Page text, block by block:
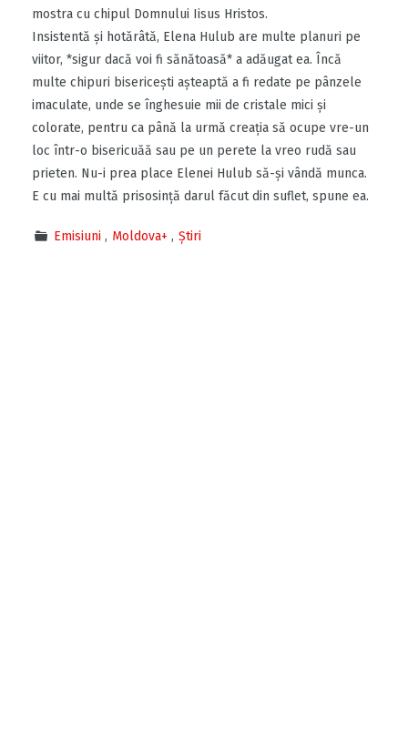
mostra cu chipul Domnului Iisus Hristos.
Insistentă şi hotărâtă, Elena Hulub are multe planuri pe
viitor, *sigur dacă voi fi sănătoasă* a adăugat ea. Încă
multe chipuri bisericeşti aşteaptă a fi redate pe pânzele
imaculate, unde se înghesuie mii de cristale mici şi
colorate, pentru ca până la urmă creaţia să ocupe vre-un
loc într-o bisericuăă sau pe un perete la vreo rudă sau
prieten. Nu-i prea place Elenei Hulub să-şi vândă munca.
E cu mai multă prisosinţă darul făcut din suflet, spune ea.
Emisiuni Moldova+ Știri